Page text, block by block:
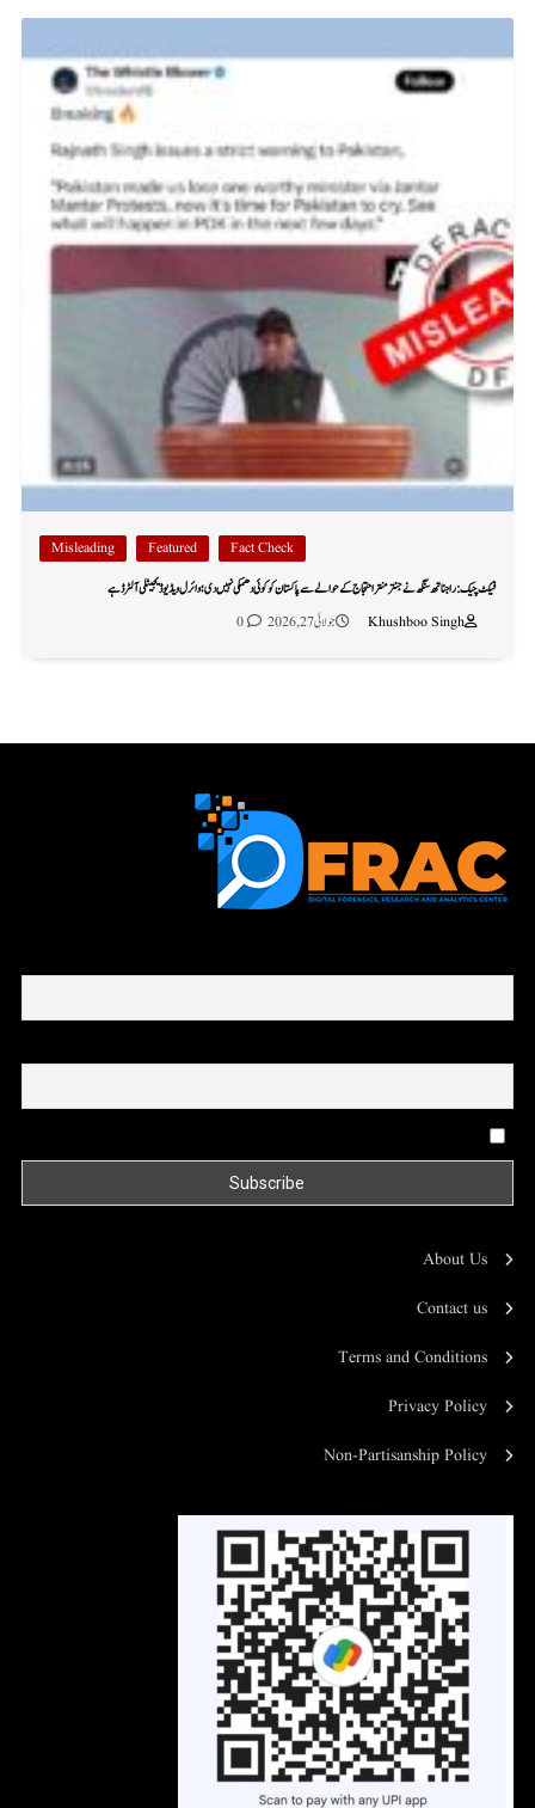
Fact Check
Featured
Misleading
فیکٹ چیک: راجناتھ سنگھ نے جنتر منتر احتجاج کے حوالے سے پاکستان کو کوئی دھمکی نہیں دی؛ وائرل ویڈیو ڈیجیٹلی آلٹرڈ ہے
Khushboo Singh
جولائی 27, 2026 0
About Us
Contact us
Terms and Conditions
Privacy Policy
Non-Partisanship Policy